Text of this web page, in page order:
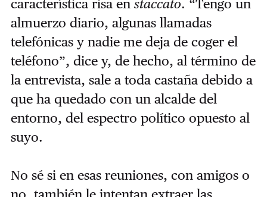
característica risa en staccato. “Tengo un
almuerzo diario, algunas llamadas
telefónicas y nadie me deja de coger el
teléfono”, dice y, de hecho, al término de
la entrevista, sale a toda castaña debido a
que ha quedado con un alcalde del
entorno, del espectro político opuesto al
suyo.
No sé si en esas reuniones, con amigos o